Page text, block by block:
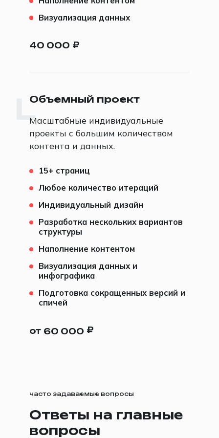
Визуализация данных
40 000 ₽
L
Объемный проект
Масштабные индивидуальные
проекты с большим количеством
контента и данных.
15+ страниц
Любое количество итераций
Индивидуальный дизайн
Разработка нескольких вариантов
структуры
Наполнение контентом
Визуализация данных и
инфографика
Подготовка сокращенных версий и
спичей
от 60 000 ₽
часто задаваемые вопросы
Ответы на главные
вопросы